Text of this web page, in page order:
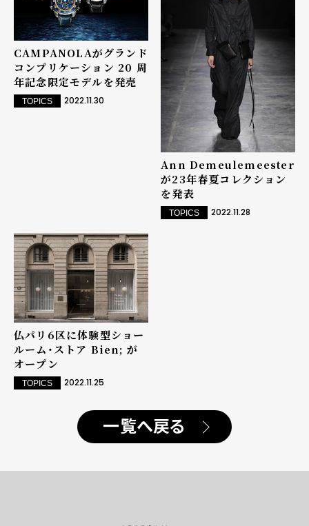
CAMPANOLAがグランド
コンプリケーション 20 周
年記念限定モデルを発売
TOPICS 2022.11.30
Ann Demeulemeester
が23年春夏コレクション
を発表
TOPICS 2022.11.28
仏パリ6区に体験型ショー
ルーム・ストア Bien; が
オープン
TOPICS 2022.11.25
一覧へ戻る